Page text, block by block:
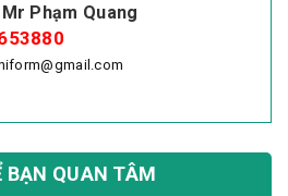
Phạm Quang
BẠN QUAN TÂM